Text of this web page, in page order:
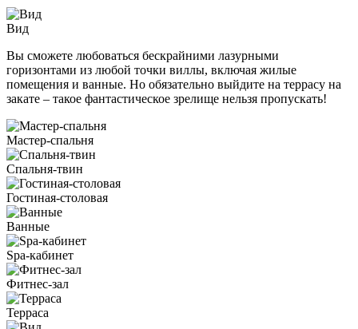
Вид
Вы сможете любоваться бескрайними лазурными
горизонтами из любой точки виллы, включая жилые
помещения и ванные. Но обязательно выйдите на террасу на
закате – такое фантастическое зрелище нельзя пропускать!
Мастер-спальня
Спальня-твин
Гостиная-столовая
Ванные
Spa-кабинет
Фитнес-зал
Терраса